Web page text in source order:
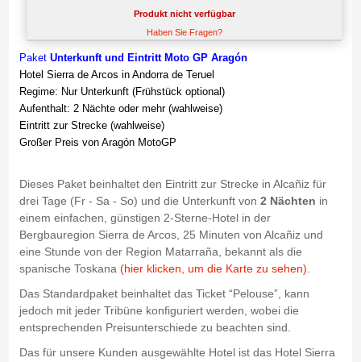
Produkt nicht verfügbar
Haben Sie Fragen?
Paket Unterkunft und Eintritt Moto GP Aragón
Hotel Sierra de Arcos in Andorra de Teruel
Regime: Nur Unterkunft (Frühstück optional)
Aufenthalt: 2 Nächte oder mehr (wahlweise)
Eintritt zur Strecke (wahlweise)
Großer Preis von Aragón MotoGP
Dieses Paket beinhaltet den Eintritt zur Strecke in Alcañiz für
drei Tage (Fr - Sa - So) und die Unterkunft von 2 Nächten in
einem einfachen, günstigen 2-Sterne-Hotel in der
Bergbauregion Sierra de Arcos, 25 Minuten von Alcañiz und
eine Stunde von der Region Matarraña, bekannt als die
spanische Toskana (hier klicken, um die Karte zu sehen).
Das Standardpaket beinhaltet das Ticket “Pelouse”, kann
jedoch mit jeder Tribüne konfiguriert werden, wobei die
entsprechenden Preisunterschiede zu beachten sind.
Das für unsere Kunden ausgewählte Hotel ist das Hotel Sierra